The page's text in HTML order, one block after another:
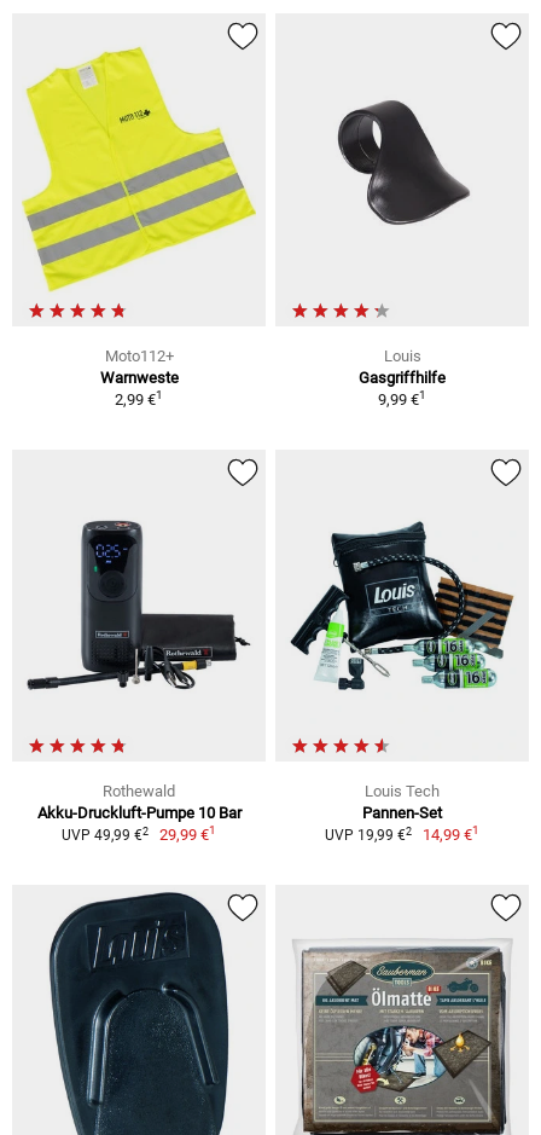
Moto112+
Warnweste
2,99 €1
Louis
Gasgriffhilfe
9,99 €1
Rothewald
Akku-Druckluft-Pumpe 10 Bar
UVP 49,99 €2 29,99 €1
Louis Tech
Pannen-Set
UVP 19,99 €2 14,99 €1